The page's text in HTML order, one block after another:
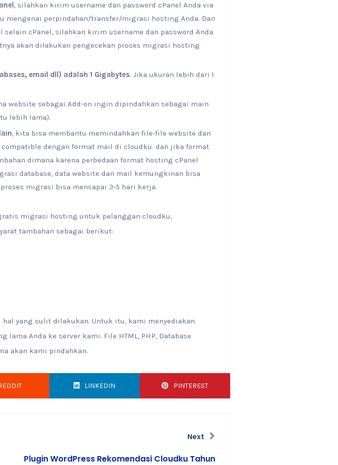
, silahkan kirim username dan password cPanel Anda via
mengenai perpindahan/transfer/migrasi hosting Anda. Dan
cPanel, silahkan kirim username dan password Anda
akan dilakukan pengecekan proses migrasi hosting
email dll) adalah 1 Gigabytes. Jika ukuran lebih dari 1
website sebagai Add-on ingin dipindahkan sebagai main
lebih lama).
, kita bisa membantu memindahkan file-file website dan
dengan format mail di cloudku. dan jika format
dimana karena perbedaan format hosting cPanel
database, data website dan mail kemungkinan bisa
migrasi bisa mencapai 3-5 hari kerja.
migrasi hosting untuk pelanggan cloudku,
tambahan sebagai berikut:
yang sulit dilakukan. Untuk itu, kami menyediakan
Anda ke server kami. File HTML, PHP, Database
akan kami pindahkan.
LINKEDIN PINTEREST
Next
Plugin WordPress Rekomendasi Cloudku Tahun